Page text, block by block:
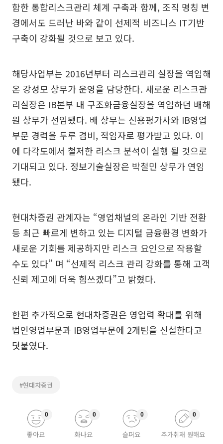
함한 통합리스크관리 체계 구축과 함께, 조직 명칭 변
경에서도 드러난 바와 같이 선제적 비즈니스 IT기반
구축이 강화될 것으로 보고 있다.
해당사업부는 2016년부터 리스크관리 실장을 역임해
온 강성모 상무가 운영을 담당한다. 새로운 리스크관
리실장은 IB본부 내 구조화금융실장을 역임하던 배해
원 상무가 선임됐다. 배 상무는 신용평가사와 IB영업
부문 경력을 두루 겸비, 적임자로 평가받고 있다. 이
에 다각도에서 철저한 리스크 분석이 실행 될 것으로
기대되고 있다. 정보기술실장은 박철민 상무가 연임
됐다.
현대차증권 관계자는 “영업채널의 온라인 기반 전환
등 최근 빠르게 변하고 있는 디지털 금융환경 변화가
새로운 기회를 제공하지만 리스크 요인으로 작용할
수도 있다” 며 “선제적 리스크 관리 강화를 통해 고객
신뢰 제고에 더욱 힘쓰겠다”고 밝혔다.
한편 추가적으로 현대차증권은 영업력 확대를 위해
법인영업부문과 IB영업부문에 2개팀을 신설한다고
덧붙였다.
#현대차증권
좋아요
0
화나요
0
슬퍼요
0
추가취재 원해요
0